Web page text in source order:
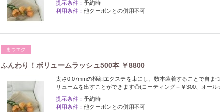
提示条件： 予約時
利用条件： 他クーポンとの併用不可
まつエク
ふんわり！ボリュームラッシュ500本 ￥8800
太さ0.07mmの極細エクステを束にし、数本装着することで自ま
リュームを出すことができます◎(コーティング＋￥300、オール
提示条件： 予約時
利用条件： 他クーポンとの併用不可